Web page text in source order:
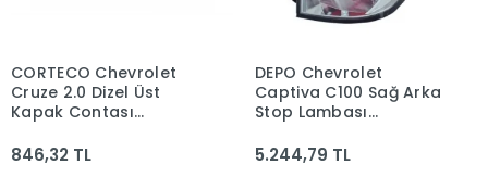
CORTECO Chevrolet
Cruze 2.0 Dizel Üst
Kapak Contası
846,32 TL
DEPO Chevrolet
Captiva C100 Sağ Arka
Stop Lambası
5.244,79 TL